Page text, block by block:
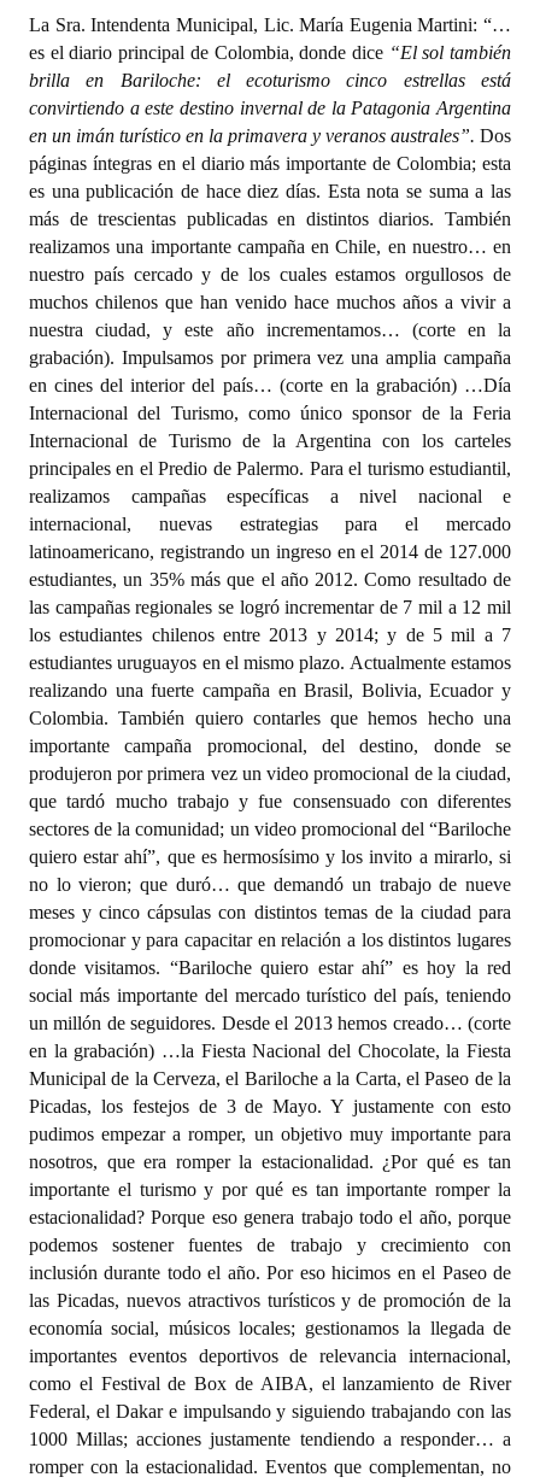
La Sra. Intendenta Municipal, Lic. María Eugenia Martini: “…
es el diario principal de Colombia, donde dice “El sol también
brilla en Bariloche: el ecoturismo cinco estrellas está
convirtiendo a este destino invernal de la Patagonia Argentina
en un imán turístico en la primavera y veranos australes”. Dos
páginas íntegras en el diario más importante de Colombia; esta
es una publicación de hace diez días. Esta nota se suma a las
más de trescientas publicadas en distintos diarios. También
realizamos una importante campaña en Chile, en nuestro… en
nuestro país cercado y de los cuales estamos orgullosos de
muchos chilenos que han venido hace muchos años a vivir a
nuestra ciudad, y este año incrementamos… (corte en la
grabación). Impulsamos por primera vez una amplia campaña
en cines del interior del país… (corte en la grabación) …Día
Internacional del Turismo, como único sponsor de la Feria
Internacional de Turismo de la Argentina con los carteles
principales en el Predio de Palermo. Para el turismo estudiantil,
realizamos campañas específicas a nivel nacional e
internacional, nuevas estrategias para el mercado
latinoamericano, registrando un ingreso en el 2014 de 127.000
estudiantes, un 35% más que el año 2012. Como resultado de
las campañas regionales se logró incrementar de 7 mil a 12 mil
los estudiantes chilenos entre 2013 y 2014; y de 5 mil a 7
estudiantes uruguayos en el mismo plazo. Actualmente estamos
realizando una fuerte campaña en Brasil, Bolivia, Ecuador y
Colombia. También quiero contarles que hemos hecho una
importante campaña promocional, del destino, donde se
produjeron por primera vez un video promocional de la ciudad,
que tardó mucho trabajo y fue consensuado con diferentes
sectores de la comunidad; un video promocional del “Bariloche
quiero estar ahí”, que es hermosísimo y los invito a mirarlo, si
no lo vieron; que duró… que demandó un trabajo de nueve
meses y cinco cápsulas con distintos temas de la ciudad para
promocionar y para capacitar en relación a los distintos lugares
donde visitamos. “Bariloche quiero estar ahí” es hoy la red
social más importante del mercado turístico del país, teniendo
un millón de seguidores. Desde el 2013 hemos creado… (corte
en la grabación) …la Fiesta Nacional del Chocolate, la Fiesta
Municipal de la Cerveza, el Bariloche a la Carta, el Paseo de la
Picadas, los festejos de 3 de Mayo. Y justamente con esto
pudimos empezar a romper, un objetivo muy importante para
nosotros, que era romper la estacionalidad. ¿Por qué es tan
importante el turismo y por qué es tan importante romper la
estacionalidad? Porque eso genera trabajo todo el año, porque
podemos sostener fuentes de trabajo y crecimiento con
inclusión durante todo el año. Por eso hicimos en el Paseo de
las Picadas, nuevos atractivos turísticos y de promoción de la
economía social, músicos locales; gestionamos la llegada de
importantes eventos deportivos de relevancia internacional,
como el Festival de Box de AIBA, el lanzamiento de River
Federal, el Dakar e impulsando y siguiendo trabajando con las
1000 Millas; acciones justamente tendiendo a responder… a
romper con la estacionalidad. Eventos que complementan, no